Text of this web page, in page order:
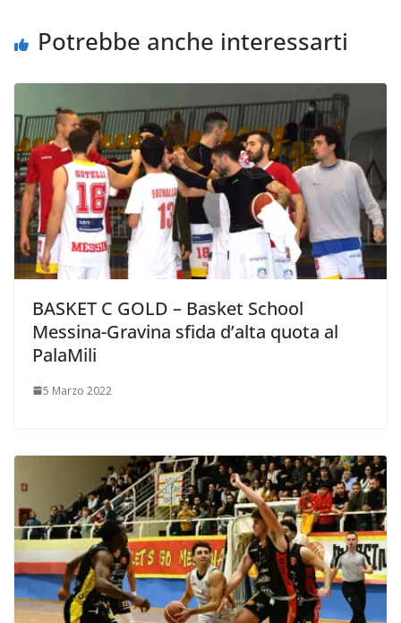
i
Potrebbe anche interessarti
BASKET C GOLD – Basket School
Messina-Gravina sfida d’alta quota al
PalaMili
5 Marzo 2022